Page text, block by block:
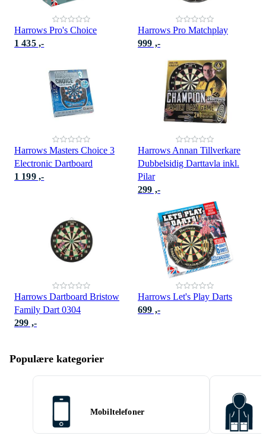
Harrows Pro's Choice
1 435 ,-
Harrows Pro Matchplay
999 ,-
Harrows Masters Choice 3
Electronic Dartboard
1 199 ,-
Harrows Annan Tillverkare
Dubbelsidig Darttavla inkl.
Pilar
299 ,-
Harrows Dartboard Bristow
Family Dart 0304
299 ,-
Harrows Let's Play Darts
699 ,-
Populære kategorier
Mobiltelefoner